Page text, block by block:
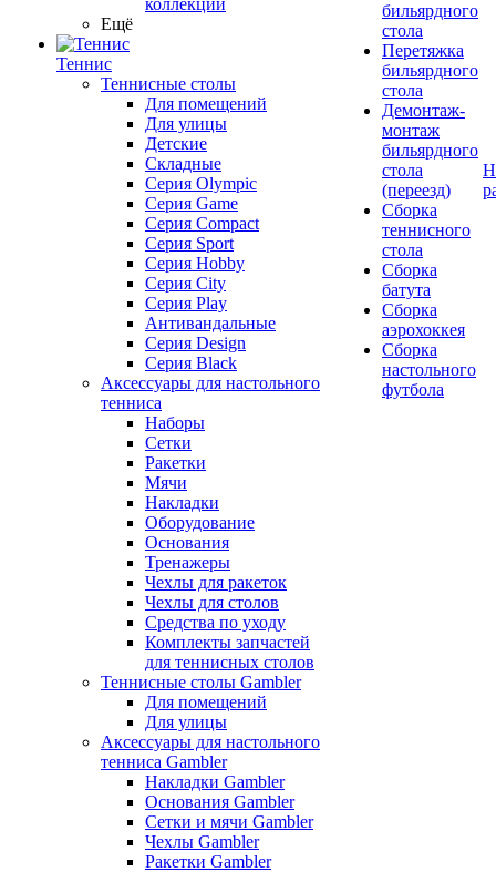
коллекции
Ещё
Теннис
Теннисные столы
Для помещений
Для улицы
Детские
Складные
Серия Olympic
Серия Game
Серия Compact
Серия Sport
Серия Hobby
Серия City
Серия Play
Антивандальные
Серия Design
Серия Black
Аксессуары для настольного
тенниса
Наборы
Сетки
Ракетки
Мячи
Накладки
Оборудование
Основания
Тренажеры
Чехлы для ракеток
Чехлы для столов
Средства по уходу
Комплекты запчастей
для теннисных столов
Теннисные столы Gambler
Для помещений
Для улицы
Аксессуары для настольного
тенниса Gambler
Накладки Gambler
Основания Gambler
Сетки и мячи Gambler
Чехлы Gambler
Ракетки Gambler
бильярдного
стола
Перетяжка
бильярдного
стола
Демонтаж-
монтаж
бильярдного
стола
(переезд)
Сборка
теннисного
стола
Сборка
батута
Сборка
аэрохоккея
Сборка
настольного
футбола